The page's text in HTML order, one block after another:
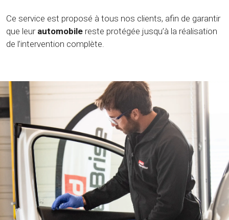
Ce service est proposé à tous nos clients, afin de garantir
que leur automobile reste protégée jusqu’à la réalisation
de l’intervention complète.